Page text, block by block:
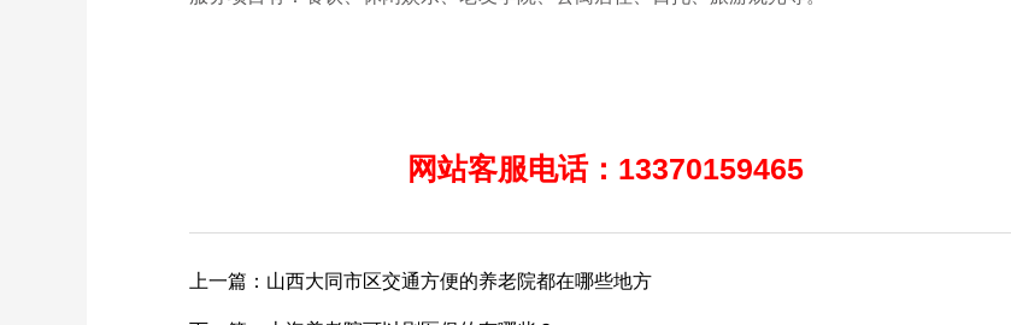
网站客服电话：13370159465
上一篇：山西大同市区交通方便的养老院都在哪些地方